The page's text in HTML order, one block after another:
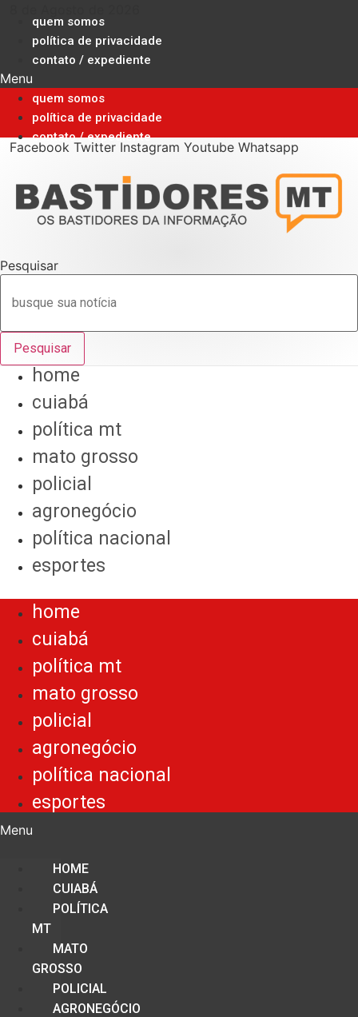
conteúdo
quem somos
política de privacidade
contato / expediente
Menu
quem somos
política de privacidade
contato / expediente
Facebook Twitter Instagram Youtube Whatsapp
Pesquisar
Pesquisar
home
cuiabá
política mt
mato grosso
policial
agronegócio
política nacional
esportes
home
cuiabá
política mt
mato grosso
policial
agronegócio
política nacional
esportes
Menu
HOME
CUIABÁ
POLÍTICA
MT
MATO
GROSSO
POLICIAL
AGRONEGÓCIO